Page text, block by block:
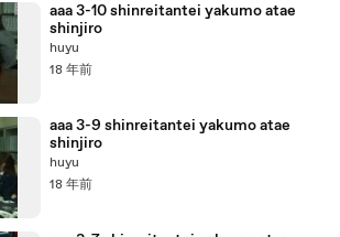
aaa 3-10 shinreitantei yakumo atae
shinjiro
huyu
18 年前
aaa 3-9 shinreitantei yakumo atae
shinjiro
huyu
18 年前